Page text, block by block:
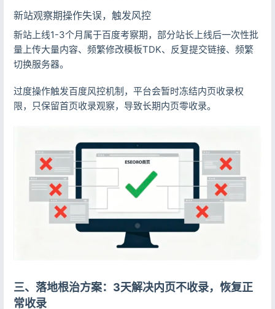
新站观察期操作失误，触发风控
新站上线1-3个月属于百度考察期，部分站长上线后一次性批
量上传大量内容、频繁修改模板TDK、反复提交链接、频繁
切换服务器。
过度操作触发百度风控机制，平台会暂时冻结内页收录权
限，只保留首页收录观察，导致长期内页零收录。
三、落地根治方案：3天解决内页不收录，恢复正
常收录